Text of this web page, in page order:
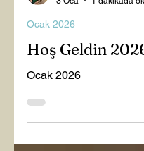
3 Oca
Ocak 2026
Hoş Geldin 2026!
Ocak 2026